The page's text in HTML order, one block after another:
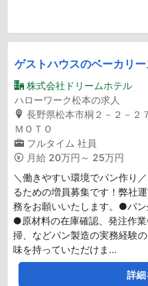
ゲストハウスのベーカリ
株式会社ドリームホテル
ハローワーク松本の求人
長野県松本市桐２－２－２
ＭＯＴＯ
フルタイム 社員
月給 20万円～ 25万円
＼働きやすい環境でパン作り
るための増員募集です！弊社
務をお願いいたします。●パ
●原材料の在庫確認、発注作
掃、などパン製造の実務経験
味を持っていただけま…
詳細